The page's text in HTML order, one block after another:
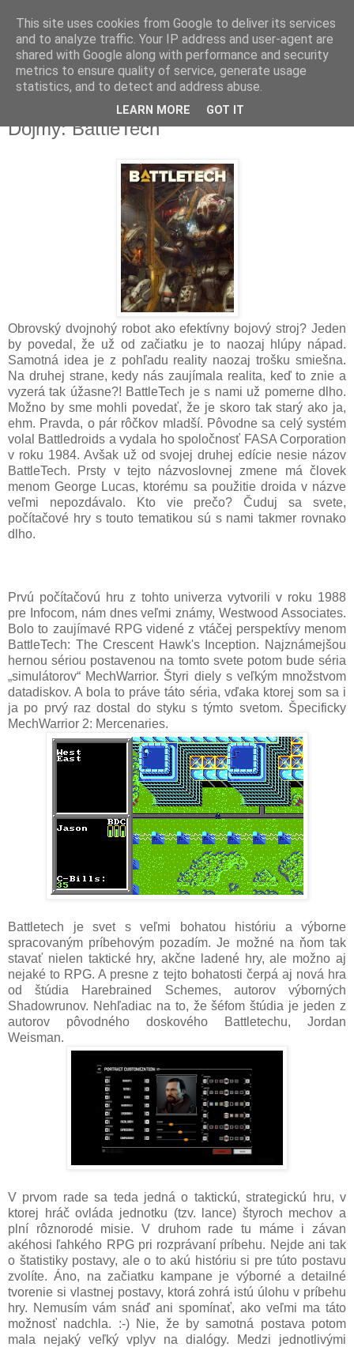
pondelok 7. mája 2018
Dojmy: BattleTech
Obrovský dvojnohý robot ako efektívny bojový stroj? Jeden
by povedal, že už od začiatku je to naozaj hlúpy nápad.
Samotná idea je z pohľadu reality naozaj trošku smiešna.
Na druhej strane, kedy nás zaujímala realita, keď to znie a
vyzerá tak úžasne?! BattleTech je s nami už pomerne dlho.
Možno by sme mohli povedať, že je skoro tak starý ako ja,
ehm. Pravda, o pár rôčkov mladší. Pôvodne sa celý systém
volal Battledroids a vydala ho spoločnosť FASA Corporation
v roku 1984. Avšak už od svojej druhej edície nesie názov
BattleTech. Prsty v tejto názvoslovnej zmene má človek
menom George Lucas, ktorému sa použitie droida v názve
veľmi nepozdávalo. Kto vie prečo? Čuduj sa svete,
počítačové hry s touto tematikou sú s nami takmer rovnako
dlho.
Prvú počítačovú hru z tohto univerza vytvorili v roku 1988
pre Infocom, nám dnes veľmi známy, Westwood Associates.
Bolo to zaujímavé RPG videné z vtáčej perspektívy menom
BattleTech: The Crescent Hawk's Inception. Najznámejšou
hernou sériou postavenou na tomto svete potom bude séria
„simulátorov“ MechWarrior. Štyri diely s veľkým množstvom
datadiskov. A bola to práve táto séria, vďaka ktorej som sa i
ja po prvý raz dostal do styku s týmto svetom. Špecificky
MechWarrior 2: Mercenaries.
Battletech je svet s veľmi bohatou históriu a výborne
spracovaným príbehovým pozadím. Je možné na ňom tak
stavať nielen taktické hry, akčne ladené hry, ale možno aj
nejaké to RPG. A presne z tejto bohatosti čerpá aj nová hra
od štúdia Harebrained Schemes, autorov výborných
Shadowrunov. Nehľadiac na to, že šéfom štúdia je jeden z
autorov pôvodného doskového Battletechu, Jordan
Weisman.
V prvom rade sa teda jedná o taktickú, strategickú hru, v
ktorej hráč ovláda jednotku (tzv. lance) štyroch mechov a
plní rôznorodé misie. V druhom rade tu máme i závan
akéhosi ľahkého RPG pri rozprávaní príbehu. Nejde ani tak
o štatistiky postavy, ale o to akú históriu si pre túto postavu
zvolíte. Áno, na začiatku kampane je výborné a detailné
tvorenie si vlastnej postavy, ktorá zohrá istú úlohu v príbehu
hry. Nemusím vám snáď ani spomínať, ako veľmi ma táto
možnosť nadchla. :-) Nie, že by samotná postava potom
mala nejaký veľký vplyv na dialógy. Medzi jednotlivými
This site uses cookies from Google to deliver its services
and to analyze traffic. Your IP address and user-agent are
shared with Google along with performance and security
metrics to ensure quality of service, generate usage
statistics, and to detect and address abuse.
LEARN MORE GOT IT